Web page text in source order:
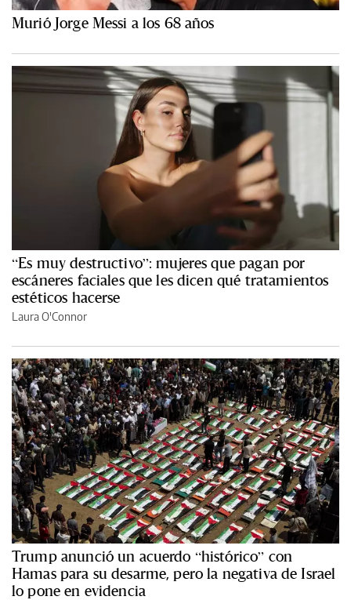
Murió Jorge Messi a los 68 años
“Es muy destructivo”: mujeres que pagan por
escáneres faciales que les dicen qué tratamientos
estéticos hacerse
Laura O'Connor
Trump anunció un acuerdo “histórico” con
Hamas para su desarme, pero la negativa de Israel
lo pone en evidencia